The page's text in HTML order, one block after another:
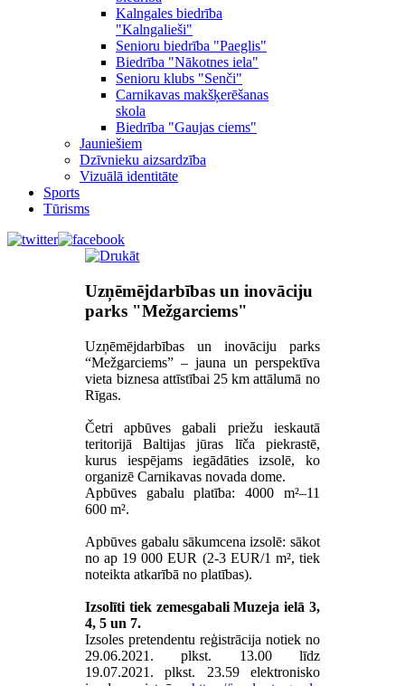
Kalngales biedrība
"Kalngalieši"
Senioru biedrība "Paeglis"
Biedrība "Nākotnes iela"
Senioru klubs "Senči"
Carnikavas makšķerēšanas
skola
Biedrība "Gaujas ciems"
Jauniešiem
Dzīvnieku aizsardzība
Vizuālā identitāte
Sports
Tūrisms
Uzņēmējdarbības un inovāciju
parks "Mežgarciems"
Uzņēmējdarbības un inovāciju parks
“Mežgarciems” – jauna un perspektīva
vieta biznesa attīstībai 25 km attālumā no
Rīgas.
Četri apbūves gabali priežu ieskautā
teritorijā Baltijas jūras līča piekrastē,
kurus iespējams iegādāties izsolē, ko
organizē Carnikavas novada dome.
Apbūves gabalu platība: 4000 m²–11
600 m².
Apbūves gabalu sākumcena izsolē: sākot
no ap 19 000 EUR (2-3 EUR/1 m², tiek
noteikta atkarībā no platības).
Izsolīti tiek zemesgabali Muzeja ielā 3,
4, 5 un 7.
Izsoles pretendentu reģistrācija notiek no
29.06.2021. plkst. 13.00 līdz
19.07.2021. plkst. 23.59 elektronisko